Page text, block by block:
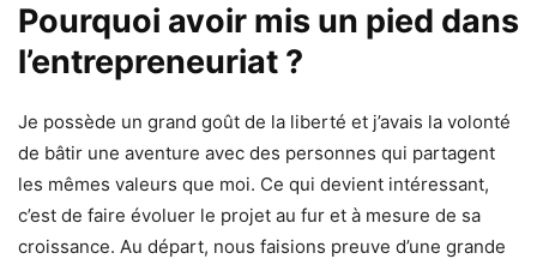
Pourquoi avoir mis un pied dans
l’entrepreneuriat ?
Je possède un grand goût de la liberté et j’avais la volonté
de bâtir une aventure avec des personnes qui partagent
les mêmes valeurs que moi. Ce qui devient intéressant,
c’est de faire évoluer le projet au fur et à mesure de sa
croissance. Au départ, nous faisions preuve d’une grande